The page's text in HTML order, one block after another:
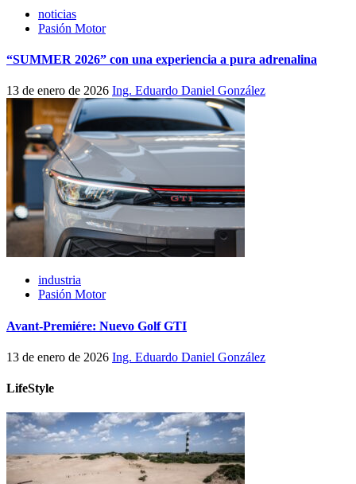
noticias
Pasión Motor
“SUMMER 2026” con una experiencia a pura adrenalina
13 de enero de 2026 Ing. Eduardo Daniel González
industria
Pasión Motor
Avant-Premiére: Nuevo Golf GTI
13 de enero de 2026 Ing. Eduardo Daniel González
LifeStyle